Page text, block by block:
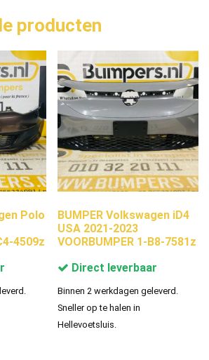
producten
Polo
4509z
BUMPER Volkswagen iD4
USA 2021-2023
VOORBUMPER 1-B8-7581z
Direct leverbaar
Binnen 2 werkdagen geleverd.
Sneller op te halen in
Hellevoetsluis.